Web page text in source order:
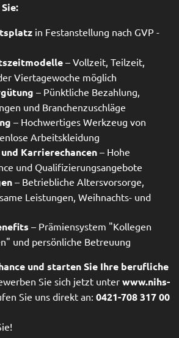
in Festanstellung nach GVP -
– Vollzeit, Teilzeit,
Viertagewoche möglich
– Pünktliche Bezahlung,
und Branchenzuschläge
– Hochwertiges Werkzeug von
Arbeitskleidung
Karrierechancen – Hohe
und Qualifizierungsangebote
– Betriebliche Altersvorsorge,
Leistungen, Weihnachts- und
– Prämiensystem "Kollegen
und persönliche Betreuung
und starten Sie Ihre berufliche
Sie sich jetzt unterwww.nihs-
Sie uns direkt an: 0421-708 317 00